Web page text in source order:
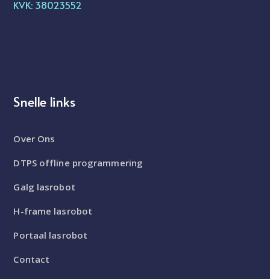
KVK: 38023552
Snelle links
Over Ons
DTPS offline programmering
Galg lasrobot
H-frame lasrobot
Portaal lasrobot
Contact